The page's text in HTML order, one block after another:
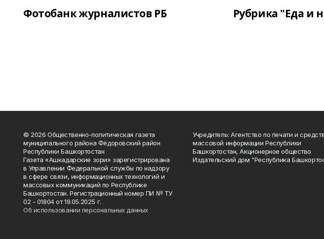
Фотобанк журналистов РБ Рубрика "Еда и
© 2026 Общественно-политическая газета
муниципального района Фёдоровский район
Республики Башкортостан
Газета «Ашкадарские зори» зарегистрирована
в Управлении Федеральной службы по надзору
в сфере связи, информационных технологий и
массовых коммуникаций по Республике
Башкортостан. Регистрационный номер ПИ № ТУ
02 - 01804 от 19.05.2025 г.
Об использовании персональных данных
Учредитель: Агентство по печати и
массовой информации Республики
Башкортостан, Акционерное общество
Издательский дом "Республика